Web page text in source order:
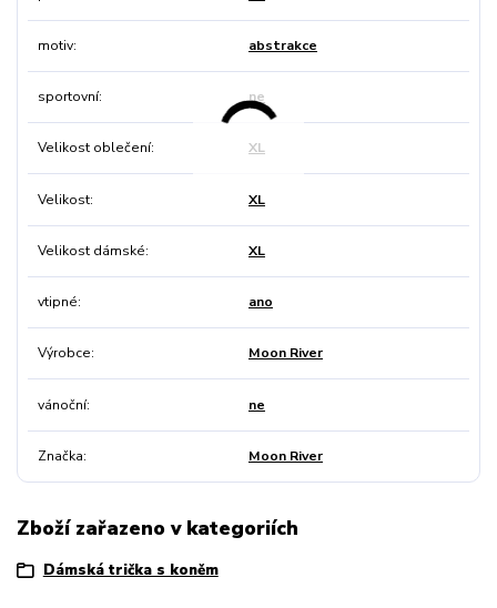
motiv abstrakce
sportovní ne
Velikost oblečení XL
Velikost XL
Velikost dámské XL
vtipné ano
Výrobce Moon River
vánoční ne
Značka Moon River
Zboží zařazeno v kategoriích
Dámská trička s koněm